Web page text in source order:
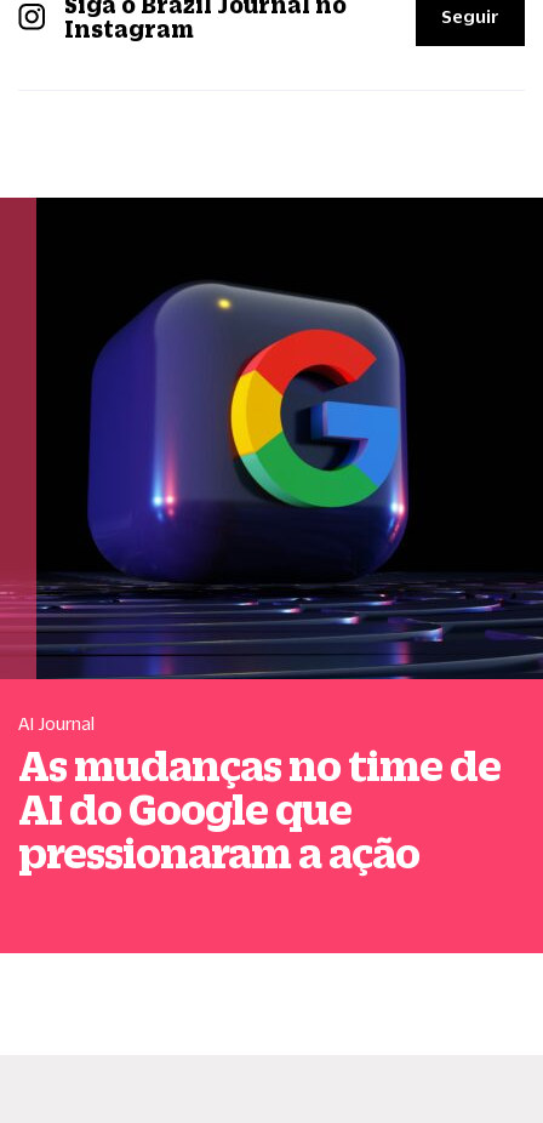
Instagram
Seguir
AI Journal
As mudanças no time de
AI do Google que
pressionaram a ação